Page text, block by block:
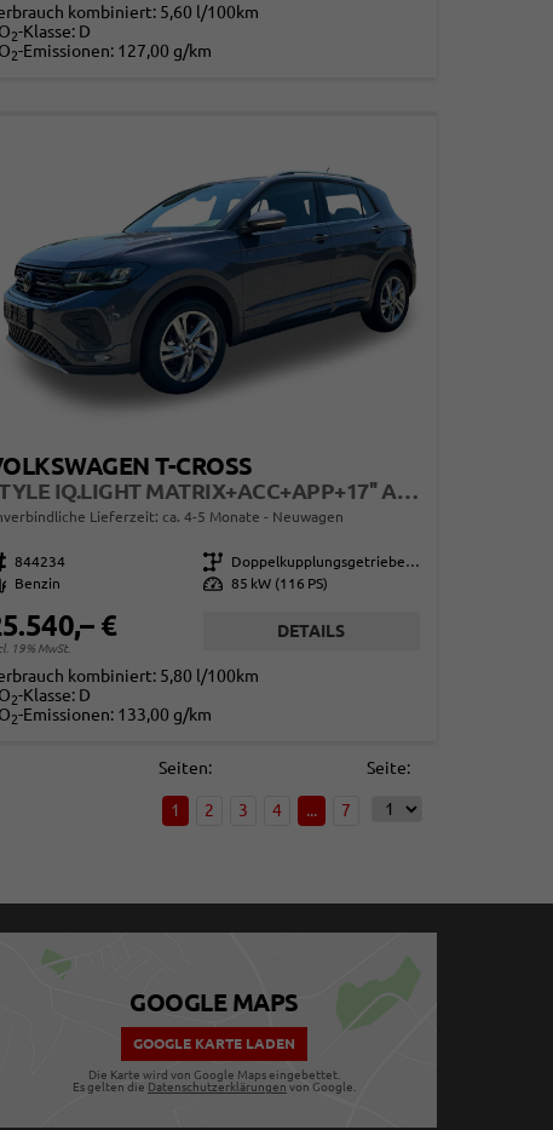
kombiniert: 5,60 l/100km
2-Klasse: D
2-Emissionen: 127,00 g/km
T-CROSS
STYLE IQ.LIGHT MATRIX+ACC+APP+17'' ALU
Lieferzeit: ca. 4-5 Monate Neuwagen
844234 Getriebe
Doppelkupplungsgetriebe (DSG)
Benzin Leistung 85 kW (116 PS)
€
19% MwSt.
DETAILS
kombiniert: 5,80 l/100km
2-Klasse: D
2-Emissionen: 133,00 g/km
Seite:
Seiten:
1 2 3 4 ... 7
GOOGLE MAPS
GOOGLE KARTE LADEN
Die Karte wird von Google Maps eingebettet.
Es gelten die Datenschutzerklärungen von Google.